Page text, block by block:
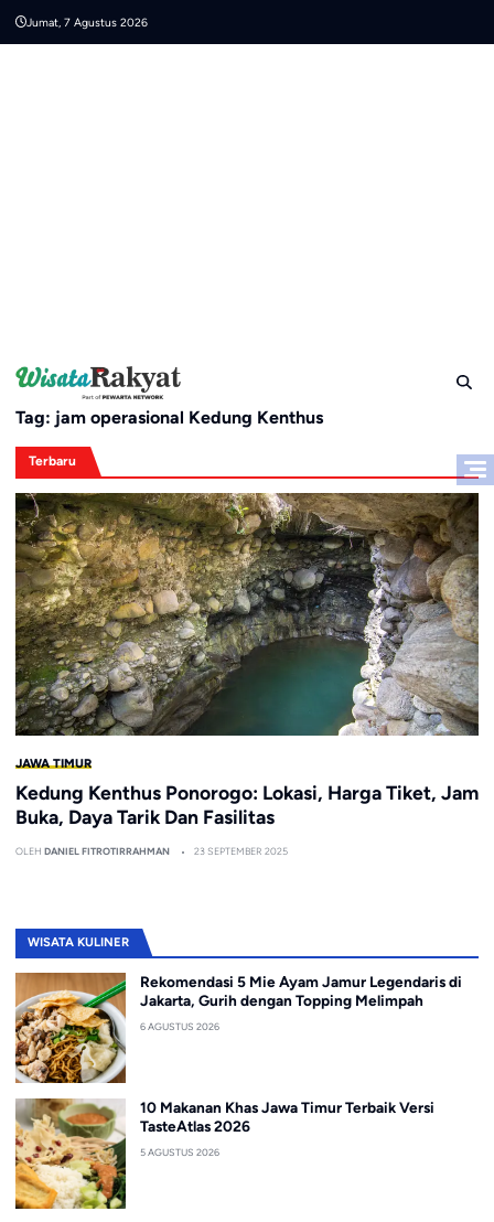
Jumat, 7 Agustus 2026
Tag: jam operasional Kedung Kenthus
Terbaru
JAWA TIMUR
Kedung Kenthus Ponorogo: Lokasi, Harga Tiket, Jam
Buka, Daya Tarik Dan Fasilitas
OLEH DANIEL FITROTIRRAHMAN 23 SEPTEMBER 2025
WISATA KULINER
Rekomendasi 5 Mie Ayam Jamur Legendaris di
Jakarta, Gurih dengan Topping Melimpah
6 AGUSTUS 2026
10 Makanan Khas Jawa Timur Terbaik Versi
TasteAtlas 2026
5 AGUSTUS 2026